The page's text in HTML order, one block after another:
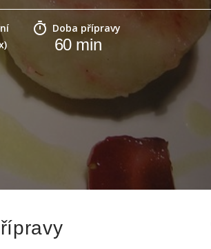
Doba přípravy
60min